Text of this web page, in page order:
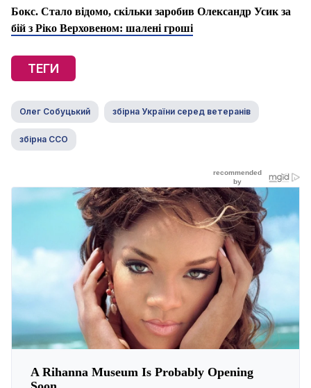
Бокс. Стало відомо, скільки заробив Олександр Усик за
бій з Ріко Верховеном: шалені гроші
ТЕГИ
Олег Собуцький збірна України серед ветеранів
збірна ССО